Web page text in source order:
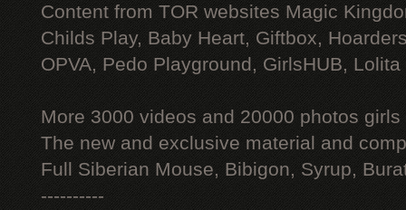
Content from TOR websites Magic
Childs Play, Baby Heart, Giftbox,
OPVA, Pedo Playground, GirlsHUB, Lolita
More 3000 videos and 20000 photos
The new and exclusive material and
Full Siberian Mouse, Bibigon, Syrup,
----------